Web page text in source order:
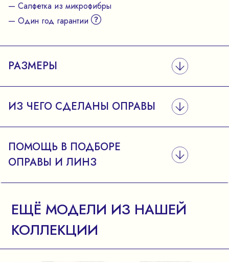
— Салфетка из микрофибры
— Один год гарантии
РАЗМЕРЫ
ИЗ ЧЕГО СДЕЛАНЫ ОПРАВЫ
ПОМОЩЬ В ПОДБОРЕ
ОПРАВЫ И ЛИНЗ
ЕЩЁ МОДЕЛИ ИЗ НАШЕЙ
КОЛЛЕКЦИИ